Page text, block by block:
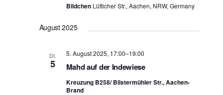
d
h
v
g
Bildchen Lütticher Str., Aachen, NRW, Germany
August 2025
DI.
5 Mahd auf der Indewiese
5. August 2025, 17:00–19:00
Kreuzung B258/ Bilstermühler Str., Aachen-
Brand